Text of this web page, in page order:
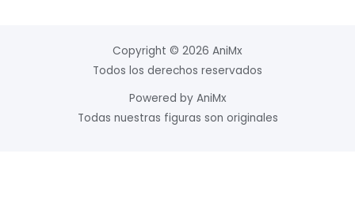
Copyright © 2026 AniMx
Todos los derechos reservados
Powered by AniMx
Todas nuestras figuras son originales